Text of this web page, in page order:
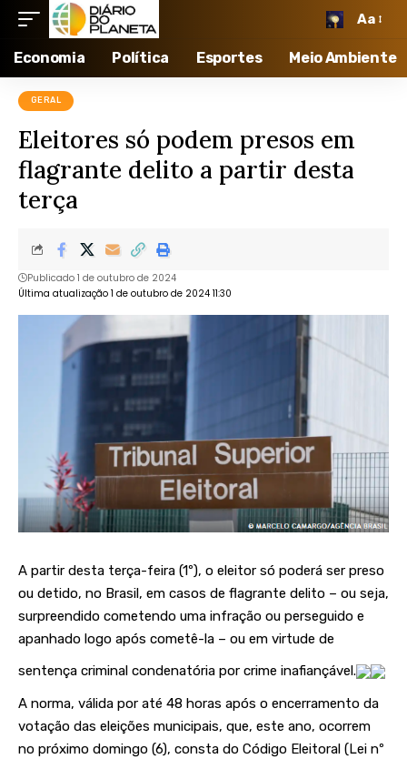
Aa
Economia Política Esportes Meio Ambiente
GERAL
Eleitores só podem presos em
flagrante delito a partir desta
terça
Última atualização 1 de outubro de 2024 11:30
Publicado 1 de outubro de 2024
A partir desta terça-feira (1º), o eleitor só poderá ser preso
ou detido, no Brasil, em casos de flagrante delito – ou seja,
surpreendido cometendo uma infração ou perseguido e
apanhado logo após cometê-la – ou em virtude de
sentença criminal condenatória por crime inafiançável.
A norma, válida por até 48 horas após o encerramento da
votação das eleições municipais, que, este ano, ocorrem
no próximo domingo (6), consta do Código Eleitoral (Lei nº